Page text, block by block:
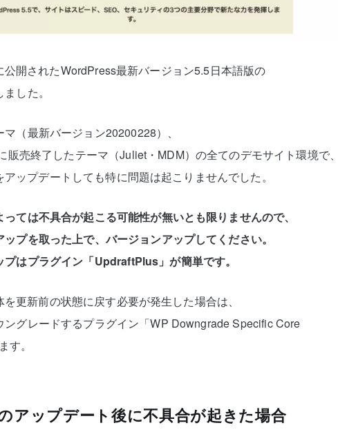
開されたWordPress最新バージョン5.5日本語版の
した。
（最新バージョン20200228）、
販売終了したテーマ（Juliet・MDM）の全てのデモサイト環境で、
ップデートしても特に問題は起こりませんでした。
ては不具合が起こる可能性が無いとも限りませんので、
ップを取った上で、バージョンアップしてください。
プはプラグイン「UpdraftPlus」が簡単です。
を更新前の状態に戻す必要が発生した場合は、
ングレードするプラグイン「WP Downgrade Specific Core
す。
アップデート後に不具合が起きた場合